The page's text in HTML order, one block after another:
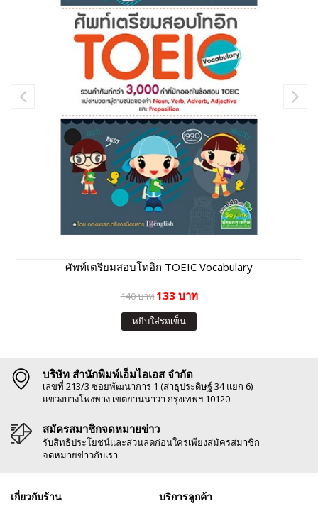
ศัพท์เตรียมสอบโทอิก TOEIC Vocabulary
140 บาท133 บาท
หยิบใส่รถเข็น
บริษัท สำนักพิมพ์เอ็มไอเอส จำกัด
เลขที่ 213/3 ซอยพัฒนาการ 1 (สาธุประดิษฐ์ 34 แยก 6)
แขวงบางโพงพาง เขตยานนาวา กรุงเทพฯ 10120
สมัครสมาชิกจดหมายข่าว
รับสิทธิประโยชน์และส่วนลดก่อนใครเพียงสมัครสมาชิก
จดหมายข่าวกับเรา
เกี่ยวกับร้าน บริการลูกค้า